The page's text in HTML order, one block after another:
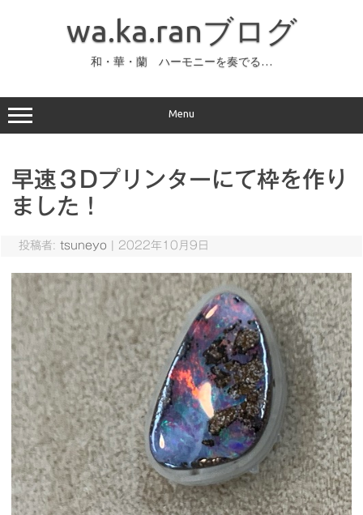
ッ
プ
wa.ka.ranブログ
和・華・蘭 ハーモニーを奏でる…
Menu
早速３Dプリンターにて枠を作り
ました！
投稿者: tsuneyo 2022年10月9日